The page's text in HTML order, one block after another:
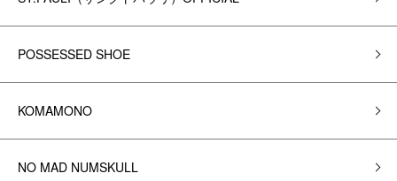
POSSESSED SHOE
KOMAMONO
NO MAD NUMSKULL